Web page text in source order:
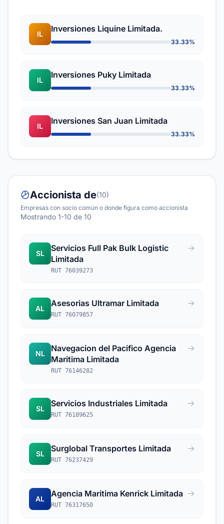
IL
Inversiones Liquine Limitada.
33.33%
IL
Inversiones Puky Limitada
33.33%
IL
Inversiones San Juan Limitada
33.33%
Accionista de(10)
Empresas con socio común o donde figura como accionista
Mostrando 1-10 de 10
SL
Servicios Full Pak Bulk Logistic
Limitada
RUT 76039273
AL
Asesorias Ultramar Limitada
RUT 76079857
NL
Navegacion del Pacifico Agencia
Maritima Limitada
RUT 76146282
SL
Servicios Industriales Limitada
RUT 76189625
SL
Surglobal Transportes Limitada
RUT 76237429
AL
Agencia Maritima Kenrick Limitada
RUT 76317650